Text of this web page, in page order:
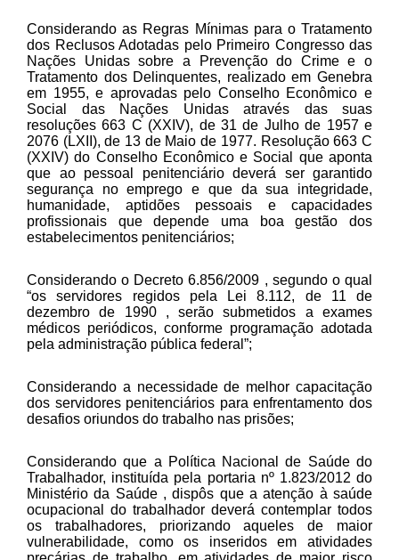
Considerando as Regras Mínimas para o Tratamento
dos Reclusos Adotadas pelo Primeiro Congresso das
Nações Unidas sobre a Prevenção do Crime e o
Tratamento dos Delinquentes, realizado em Genebra
em 1955, e aprovadas pelo Conselho Econômico e
Social das Nações Unidas através das suas
resoluções 663 C (XXIV), de 31 de Julho de 1957 e
2076 (LXII), de 13 de Maio de 1977. Resolução 663 C
(XXIV) do Conselho Econômico e Social que aponta
que ao pessoal penitenciário deverá ser garantido
segurança no emprego e que da sua integridade,
humanidade, aptidões pessoais e capacidades
profissionais que depende uma boa gestão dos
estabelecimentos penitenciários;
Considerando o Decreto 6.856/2009 , segundo o qual
“os servidores regidos pela Lei 8.112, de 11 de
dezembro de 1990 , serão submetidos a exames
médicos periódicos, conforme programação adotada
pela administração pública federal”;
Considerando a necessidade de melhor capacitação
dos servidores penitenciários para enfrentamento dos
desafios oriundos do trabalho nas prisões;
Considerando que a Política Nacional de Saúde do
Trabalhador, instituída pela portaria nº 1.823/2012 do
Ministério da Saúde , dispôs que a atenção à saúde
ocupacional do trabalhador deverá contemplar todos
os trabalhadores, priorizando aqueles de maior
vulnerabilidade, como os inseridos em atividades